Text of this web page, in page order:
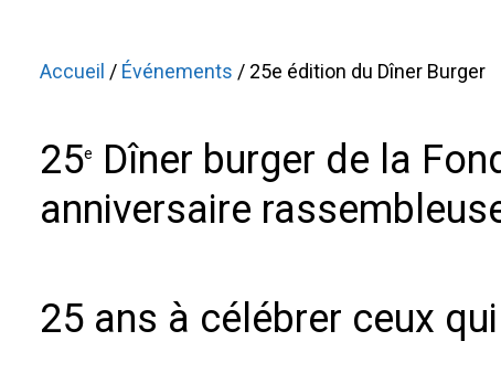
Accueil / Événements / 25e édition du Dîner Burger
25e
Dîner burger de la
anniversaire
25 ans à célébrer ceux